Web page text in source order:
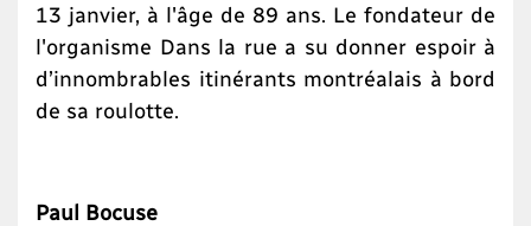
13 janvier, à l'âge de 89 ans. Le fondateur de
l'organisme Dans la rue a su donner espoir à
d’innombrables itinérants montréalais à bord
de sa roulotte.
Paul Bocuse